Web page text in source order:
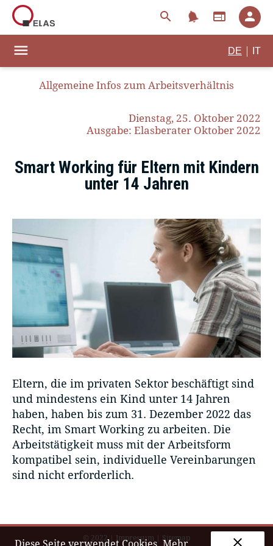
search notifications web person
menu DE IT
Allgemeine Infos zum Arbeitsverhältnis
Dienstag, 25. Oktober 2022
Ausgabe: Elasberater Oktober 2022
Smart Working für Eltern mit Kindern
unter 14 Jahren
Eltern, die im privaten Sektor beschäftigt sind
und mindestens ein Kind unter 14 Jahren
haben, haben bis zum 31. Dezember 2022 das
Recht, im Smart Working zu arbeiten. Die
Arbeitstätigkeit muss mit der Arbeitsform
kompatibel sein, individuelle Vereinbarungen
sind nicht erforderlich.
© 2022 Impressum
Sitemap
clear